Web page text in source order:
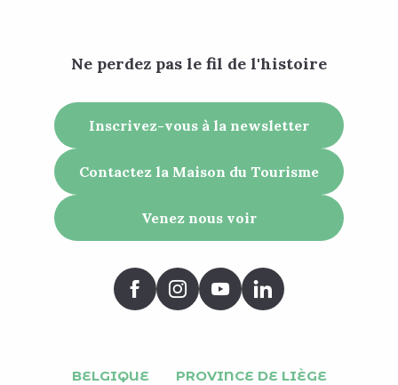
Ne perdez pas le fil de l'histoire
Inscrivez-vous à la newsletter
Contactez la Maison du Tourisme
Venez nous voir
BELGIQUE PROVINCE DE LIÈGE